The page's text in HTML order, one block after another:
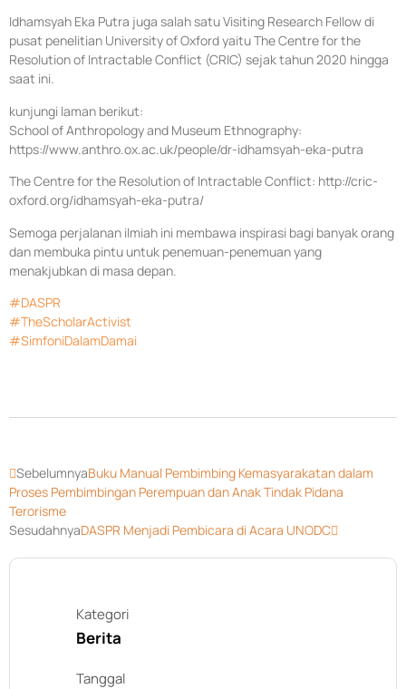
Idhamsyah Eka Putra juga salah satu Visiting Research Fellow di
pusat penelitian University of Oxford yaitu The Centre for the
Resolution of Intractable Conflict (CRIC) sejak tahun 2020 hingga
saat ini.
kunjungi laman berikut:
School of Anthropology and Museum Ethnography:
https://www.anthro.ox.ac.uk/people/dr-idhamsyah-eka-putra
The Centre for the Resolution of Intractable Conflict: http://cric-
oxford.org/idhamsyah-eka-putra/
Semoga perjalanan ilmiah ini membawa inspirasi bagi banyak orang
dan membuka pintu untuk penemuan-penemuan yang
menakjubkan di masa depan.
#DASPR
#TheScholarActivist
#SimfoniDalamDamai
SebelumnyaBuku Manual Pembimbing Kemasyarakatan dalam
Proses Pembimbingan Perempuan dan Anak Tindak Pidana
Terorisme
SesudahnyaDASPR Menjadi Pembicara di Acara UNODC
Kategori
Berita
Tanggal